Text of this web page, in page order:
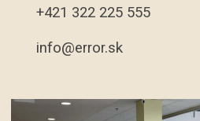
+421 322 225 555
info@error.sk